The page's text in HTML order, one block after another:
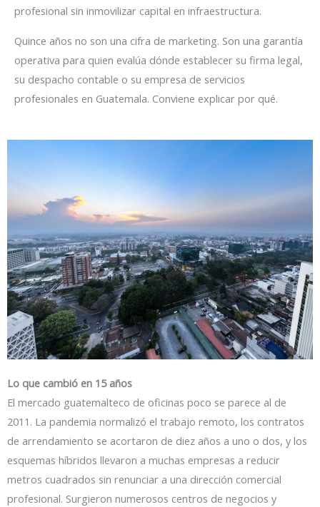
profesional sin inmovilizar capital en infraestructura.
Quince años no son una cifra de marketing. Son una garantía
operativa para quien evalúa dónde establecer su firma legal,
su despacho contable o su empresa de servicios
profesionales en Guatemala. Conviene explicar por qué.
Lo que cambió en 15 años
El mercado guatemalteco de oficinas poco se parece al de
2011. La pandemia normalizó el trabajo remoto, los contratos
de arrendamiento se acortaron de diez años a uno o dos, y los
esquemas híbridos llevaron a muchas empresas a reducir
metros cuadrados sin renunciar a una dirección comercial
profesional. Surgieron numerosos centros de negocios y